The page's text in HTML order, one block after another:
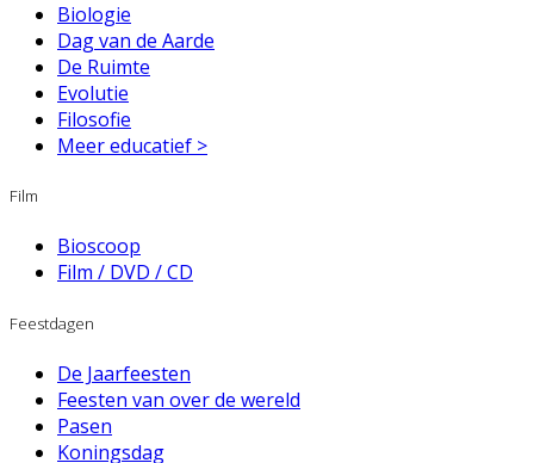
Biologie
Dag van de Aarde
De Ruimte
Evolutie
Filosofie
Meer educatief >
Film
Bioscoop
Film / DVD / CD
Feestdagen
De Jaarfeesten
Feesten van over de wereld
Pasen
Koningsdag